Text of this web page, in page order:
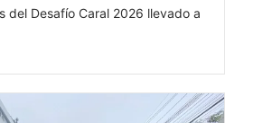
del Desafío Caral 2026 llevado a